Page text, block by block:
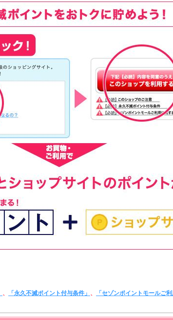
、 「永久不滅ポイント付与条件」 、 「セゾンポイントモールご